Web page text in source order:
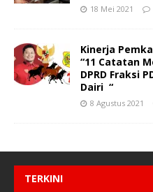
18 Mei 2021
Kinerja
“11 Catatan
DPRD Fraksi
Dairi “
8 Agustus 2021
TERKINI